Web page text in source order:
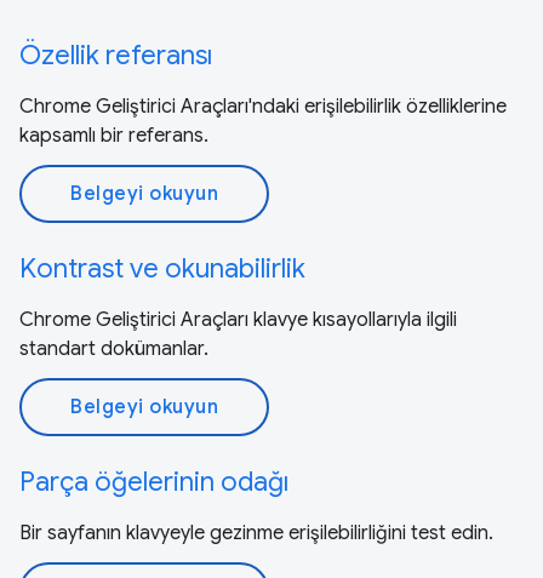
Özellik referansı
Chrome Geliştirici Araçları'ndaki erişilebilirlik özelliklerine
kapsamlı bir referans.
Belgeyi okuyun
Kontrast ve okunabilirlik
Chrome Geliştirici Araçları klavye kısayollarıyla ilgili
standart dokümanlar.
Belgeyi okuyun
Parça öğelerinin odağı
Bir sayfanın klavyeyle gezinme erişilebilirliğini test edin.